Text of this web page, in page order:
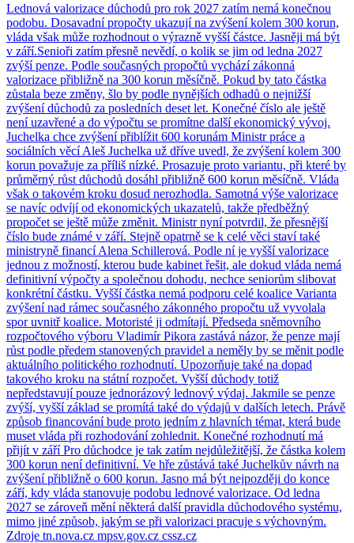
Lednová valorizace důchodů pro rok 2027 zatím nemá konečnou
podobu. Dosavadní propočty ukazují na zvýšení kolem 300 korun,
vláda však může rozhodnout o výrazně vyšší částce. Jasněji má být
v září.Senioři zatím přesně nevědí, o kolik se jim od ledna 2027
zvýší penze. Podle současných propočtů vychází zákonná
valorizace přibližně na 300 korun měsíčně. Pokud by tato částka
zůstala beze změny, šlo by podle nynějších odhadů o nejnižší
zvýšení důchodů za posledních deset let. Konečné číslo ale ještě
není uzavřené a do výpočtu se promítne další ekonomický vývoj.
Juchelka chce zvýšení přiblížit 600 korunám Ministr práce a
sociálních věcí Aleš Juchelka už dříve uvedl, že zvýšení kolem 300
korun považuje za příliš nízké. Prosazuje proto variantu, při které by
průměrný růst důchodů dosáhl přibližně 600 korun měsíčně. Vláda
však o takovém kroku dosud nerozhodla. Samotná výše valorizace
se navíc odvíjí od ekonomických ukazatelů, takže předběžný
propočet se ještě může změnit. Ministr nyní potvrdil, že přesnější
číslo bude známé v září. Stejně opatrně se k celé věci staví také
ministryně financí Alena Schillerová. Podle ní je vyšší valorizace
jednou z možností, kterou bude kabinet řešit, ale dokud vláda nemá
definitivní výpočty a společnou dohodu, nechce seniorům slibovat
konkrétní částku. Vyšší částka nemá podporu celé koalice Varianta
zvýšení nad rámec současného zákonného propočtu už vyvolala
spor uvnitř koalice. Motoristé ji odmítají. Předseda sněmovního
rozpočtového výboru Vladimír Pikora zastává názor, že penze mají
růst podle předem stanovených pravidel a neměly by se měnit podle
aktuálního politického rozhodnutí. Upozorňuje také na dopad
takového kroku na státní rozpočet. Vyšší důchody totiž
nepředstavují pouze jednorázový lednový výdaj. Jakmile se penze
zvýší, vyšší základ se promítá také do výdajů v dalších letech. Právě
způsob financování bude proto jedním z hlavních témat, která bude
muset vláda při rozhodování zohlednit. Konečné rozhodnutí má
přijít v září Pro důchodce je tak zatím nejdůležitější, že částka kolem
300 korun není definitivní. Ve hře zůstává také Juchelkův návrh na
zvýšení přibližně o 600 korun. Jasno má být nejpozději do konce
září, kdy vláda stanovuje podobu lednové valorizace. Od ledna
2027 se zároveň mění některá další pravidla důchodového systému,
mimo jiné způsob, jakým se při valorizaci pracuje s výchovným.
Zdroje tn.nova.cz mpsv.gov.cz cssz.cz